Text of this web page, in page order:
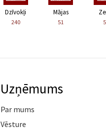
Dzīvokļi
240
Mājas
51
Uzņēmums
Par mums
Vēsture